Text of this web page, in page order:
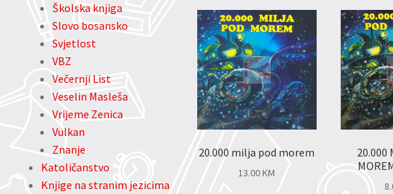
Školska knjiga
Slovo bosansko
Svjetlost
VBZ
Večernji List
Veselin Masleša
Vrijeme Zenica
Vulkan
Znanje
Katoličanstvo
Knjige na stranim jezicima
20.000 milja pod morem
13.00KM
20.000